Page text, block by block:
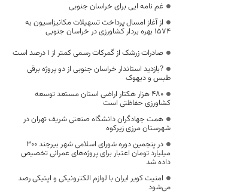
غم نامه ایی برای خراسان جنوبی
از آغاز امسال پرداخت تسهیلات مکانیزاسیون به
1574 بهره بردار کشاورزی در خراسان جنوبی
صادرات زرشک از گمرکات رسمی کمتر از ۱ درصد است
?بازدید استاندار خراسان جنوبی از دو پروژه برقی
طبس و دیهوک
۴۸۰ هزار هکتار اراضی استان مستعد توسعه
کشاورزی حفاظتی است
همت جهادگران دانشگاه صنعتی شریف تهران در
شهرستان مرزی زیرکوه
در پنجمین دوره شورای اسلامی شهر بیرجند ۳۰۰
میلیارد تومان اعتبار برای پروژه‌های عمرانی تخصیص
داده شد
امنیت کویر ایران با لوازم الکترونیکی و اپتیکی رصد
می‌شود